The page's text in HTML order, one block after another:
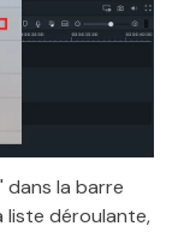
dans la barre
liste déroulante,